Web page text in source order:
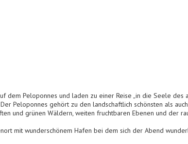
dem Peloponnes und laden zu einer Reise „in die Seele
Peloponnes gehört zu den landschaftlich schönsten als
und grünen Wäldern, weiten fruchtbaren Ebenen und der
mit wunderschönem Hafen bei dem sich der Abend